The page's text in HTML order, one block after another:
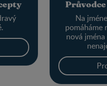
Na
pomáháme
nová